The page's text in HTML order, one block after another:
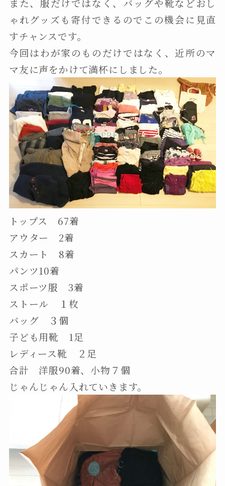
また、服だけではなく、バッグや靴などおし
ゃれグッズも寄付できるのでこの機会に見直
すチャンスです。
今回はわが家のものだけではなく、近所のマ
マ友に声をかけて満杯にしました。
トップス 67着
アウター 2着
スカート 8着
パンツ10着
スポーツ服 3着
ストール １枚
バッグ ３個
子ども用靴 1足
レディース靴 ２足
合計 洋服90着、小物７個
じゃんじゃん入れていきます。